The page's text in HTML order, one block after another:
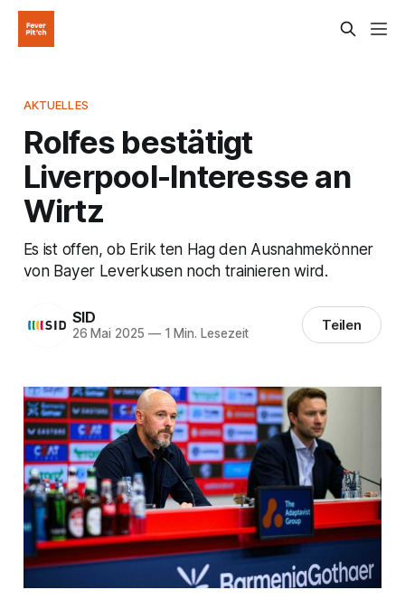
AKTUELLES
Rolfes bestätigt
Liverpool-Interesse an
Wirtz
Es ist offen, ob Erik ten Hag den Ausnahmekönner
von Bayer Leverkusen noch trainieren wird.
SID
26 Mai 2025 —1 Min. Lesezeit Teilen